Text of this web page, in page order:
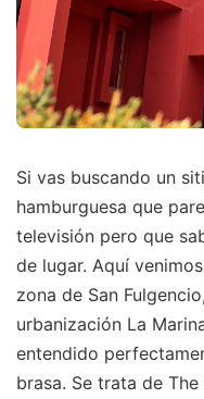
Si vas buscando un
hamburguesa que
televisión pero que
de lugar. Aquí
zona de San
urbanización La
entendido
brasa. Se trata de